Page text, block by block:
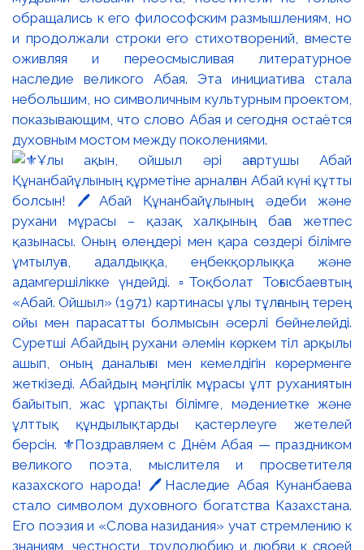
обращались к его философским размышлениям, но
и продолжали строки его стихотворений, вместе
оживляя и переосмысливая литературное
наследие великого Абая. Эта инициатива стала
небольшим, но символичным культурным проектом,
показывающим, что слово Абая и сегодня остаётся
духовным мостом между поколениями.